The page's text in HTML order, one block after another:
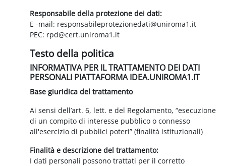
Responsabile della protezione dei dati:
E -mail: responsabileprotezionedati@uniroma1.it
PEC: rpd@cert.uniroma1.it
Testo della politica
INFORMATIVA PER IL TRATTAMENTO DEI DATI
PERSONALI PIATTAFORMA IDEA.UNIROMA1.IT
Base giuridica del trattamento
Ai sensi dell’art. 6, lett. e del Regolamento, “esecuzione
di un compito di interesse pubblico o connesso
all'esercizio di pubblici poteri” (finalità istituzionali)
Finalità e descrizione del trattamento:
I dati personali possono trattati per il corretto